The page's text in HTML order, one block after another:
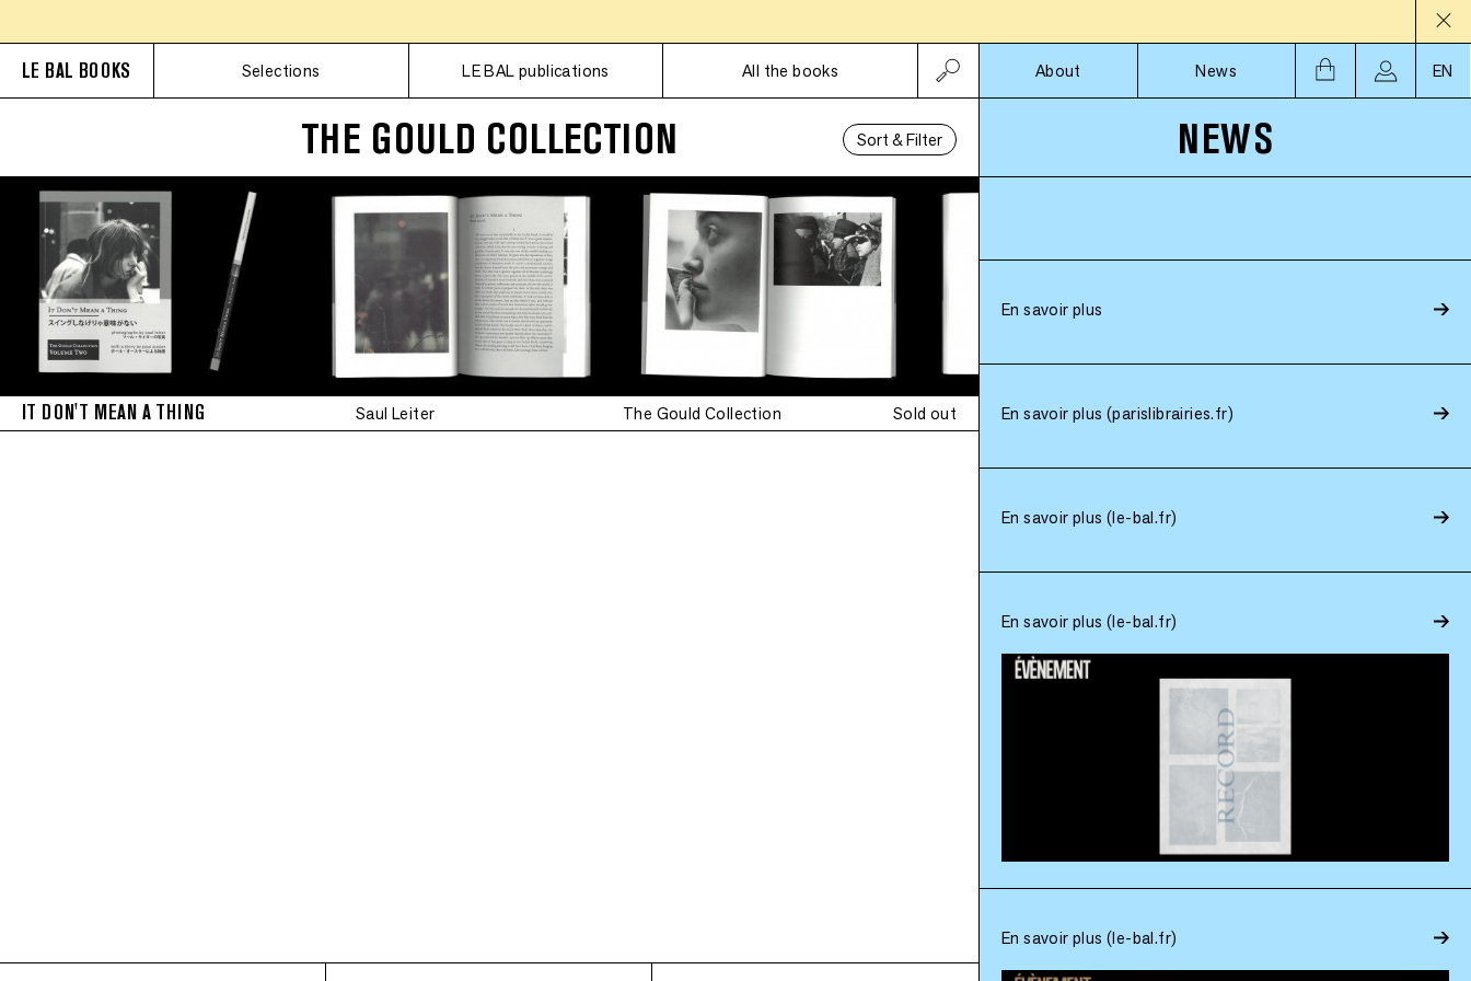
LE BAL BOOKS Selections LE BAL publications All the books
Subscriptions
About
News EN
THE GOULD COLLECTION Sort & Filter
IT DON'T MEAN A THING Saul Leiter The Gould Collection Sold out
NEWS
En savoir plus
En savoir plus (parislibrairies.fr)
En savoir plus (le-bal.fr)
En savoir plus (le-bal.fr)
En savoir plus (le-bal.fr)